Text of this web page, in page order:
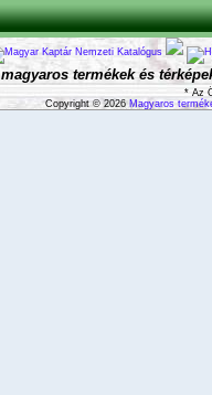
magyaros termékek és
* Az
Copyright © 2026 Magyaros